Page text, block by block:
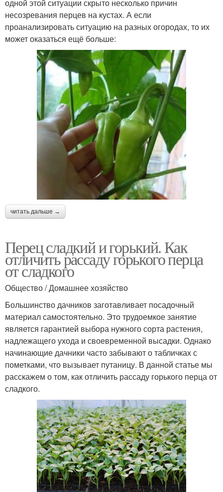
одной этой ситуации скрыто несколько причин
несозревания перцев на кустах. А если
проанализировать ситуацию на разных огородах, то их
может оказаться ещё больше:
читать дальше →
Перец сладкий и горький. Как
отличить рассаду горького перца
от сладкого
Общество / Домашнее хозяйство
Большинство дачников заготавливает посадочный
материал самостоятельно. Это трудоемкое занятие
является гарантией выбора нужного сорта растения,
надлежащего ухода и своевременной высадки. Однако
начинающие дачники часто забывают о табличках с
пометками, что вызывает путаницу. В данной статье мы
расскажем о том, как отличить рассаду горького перца от
сладкого.